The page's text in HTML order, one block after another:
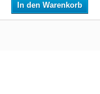
In den Warenkorb